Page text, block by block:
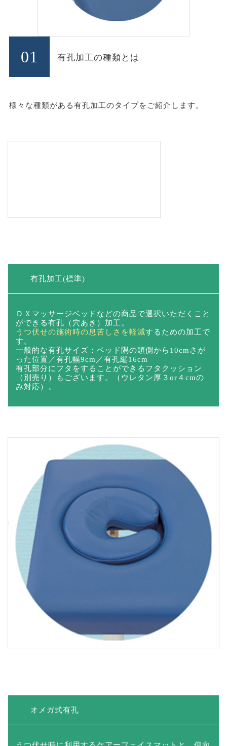
01 有孔加工の種類とは
様々な種類がある有孔加工のタイプをご紹介します。
ＤＸマッサージベッドなどの商品で選択いただくこと
ができる有孔（穴あき）加工。
うつ伏せの施術時の息苦しさを軽減
するための加工で
一般的な有孔サイズ：ベッド隅の頭側から10cmさが
った位置／有孔幅9cm／有孔縦16cm
有孔部分にフタをすることができるフタクッション
（別売り）もございます。（ウレタン厚３or４cmの
み対応）。